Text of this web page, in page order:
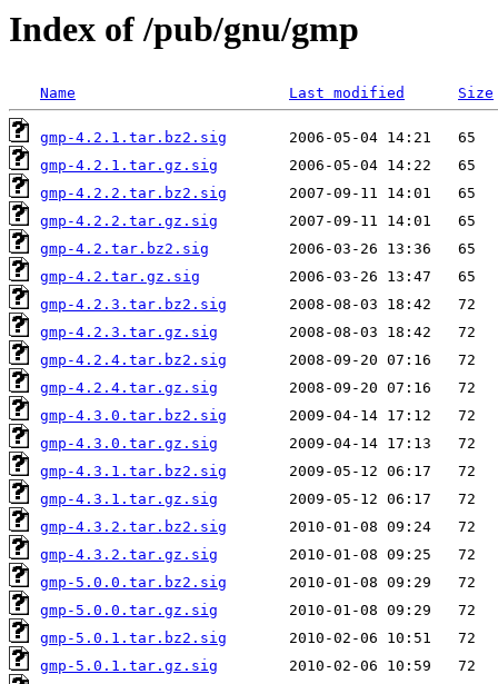
Index of /pub/gnu/gmp
Name Last modified Size
gmp-4.2.1.tar.bz2.sig
gmp-4.2.1.tar.gz.sig
gmp-4.2.2.tar.bz2.sig
gmp-4.2.2.tar.gz.sig
gmp-4.2.tar.bz2.sig
gmp-4.2.tar.gz.sig
gmp-4.2.3.tar.bz2.sig
gmp-4.2.3.tar.gz.sig
gmp-4.2.4.tar.bz2.sig
gmp-4.2.4.tar.gz.sig
gmp-4.3.0.tar.bz2.sig
gmp-4.3.0.tar.gz.sig
gmp-4.3.1.tar.bz2.sig
gmp-4.3.1.tar.gz.sig
gmp-4.3.2.tar.bz2.sig
gmp-4.3.2.tar.gz.sig
gmp-5.0.0.tar.bz2.sig
gmp-5.0.0.tar.gz.sig
gmp-5.0.1.tar.bz2.sig
gmp-5.0.1.tar.gz.sig